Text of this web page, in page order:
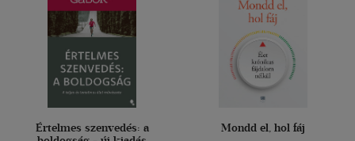
Értelmes szenvedés: a
Mondd el, hol fáj